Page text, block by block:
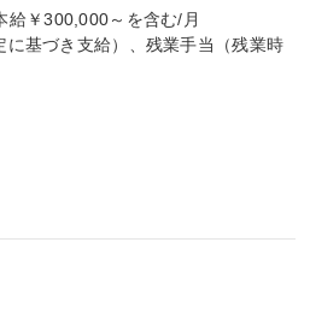
給￥300,000～を含む/月
基づき支給）、残業手当（残業時